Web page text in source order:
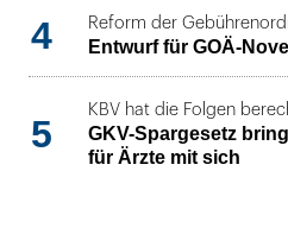
4 Reform der
Entwurf für GOÄ-
5
KBV hat die Folgen
GKV-Spargesetz
für Ärzte mit sich